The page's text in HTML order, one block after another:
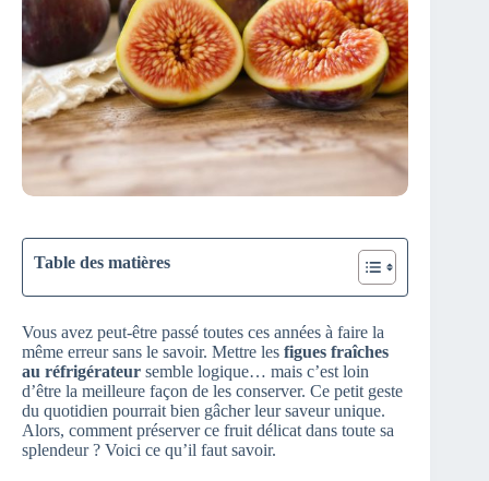
Table des matières
Vous avez peut-être passé toutes ces années à faire la
même erreur sans le savoir. Mettre les figues fraîches
au réfrigérateur semble logique… mais c’est loin
d’être la meilleure façon de les conserver. Ce petit geste
du quotidien pourrait bien gâcher leur saveur unique.
Alors, comment préserver ce fruit délicat dans toute sa
splendeur ? Voici ce qu’il faut savoir.